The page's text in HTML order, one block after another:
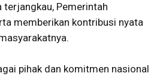
terjangkau, Pemerintah
memberikan kontribusi nyata
pihak dan komitmen nasional